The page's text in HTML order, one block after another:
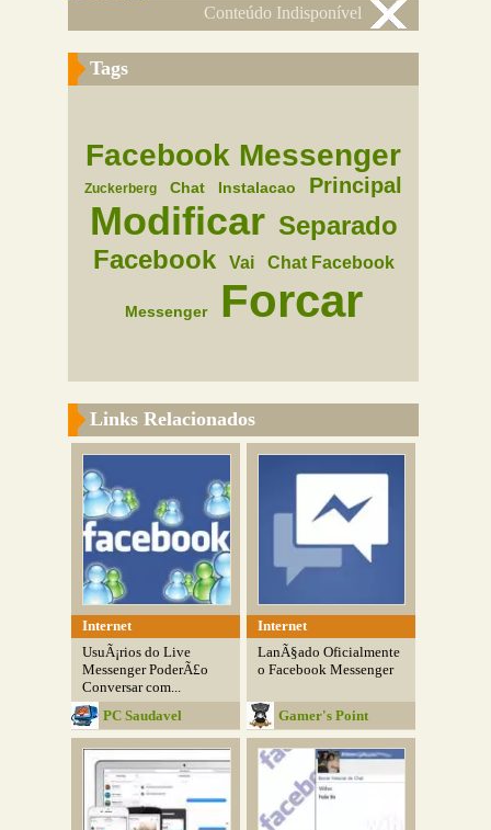
Conteúdo Indisponível
Tags
Facebook Messenger
Zuckerberg Chat Instalacao Principal
Modificar Separado
Facebook
Vai Chat Facebook
Messenger Forcar
Links Relacionados
Internet
UsuÃ¡rios do Live
Messenger PoderÃ£o
Conversar com...
PC Saudavel
Internet
LanÃ§ado Oficialmente
o Facebook Messenger
Gamer's Point